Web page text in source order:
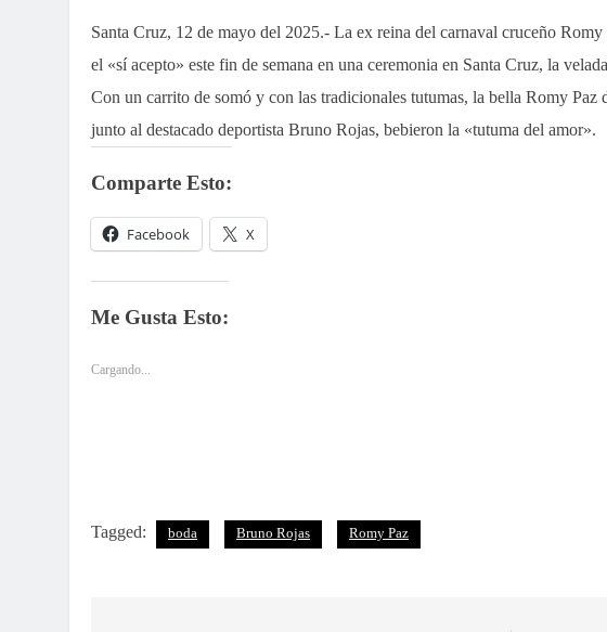
Santa Cruz, 12 de mayo del 2025.- La ex reina del carnaval cruceño
el «sí acepto» este fin de semana en una ceremonia en Santa Cruz, la
Con un carrito de somó y con las tradicionales tutumas, la bella Romy Paz
junto al destacado deportista Bruno Rojas, bebieron la «tutuma del amor».
Comparte Esto:
Facebook X
Me Gusta Esto:
Cargando...
Tagged: boda Bruno Rojas Romy Paz